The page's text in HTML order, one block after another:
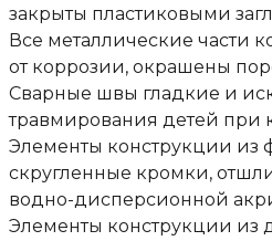
закрыты пластиковыми
Все металлические части
от коррозии, окрашены
Сварные швы гладкие и
травмирования детей при
Элементы конструкции из
скругленные кромки,
водно-дисперсионной
Элементы конструкции из